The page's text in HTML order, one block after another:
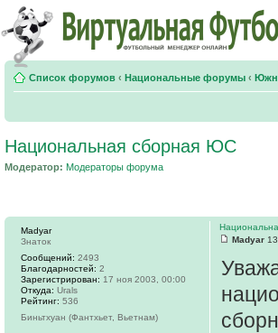
Список форумов ‹ Национальные форумы ‹
Национальная сборная ЮС
Модератор: Модераторы форума
Madyar
Madyar
Знаток
Сообщений: 2493
Благодарностей: 2
Зарегистрирован: 17 ноя 2003, 00:00
Откуда: Urals
Рейтинг: 536
Биньтхуан (Фантхьет, Вьетнам)